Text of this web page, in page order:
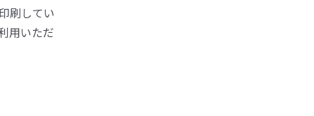
刷してい
用いただ